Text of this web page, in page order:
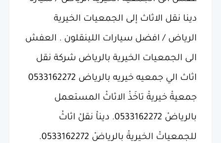
دينا نقل الاثاث إلى الجمعيات الخيرية
الرياض / افضل سيارات اللينقلون . العفش
الى الجمعيات الخيرية بالرياض شركة نقل
اثاث الي جمعيه خيريه بالرياض 0533162272
جمعيةْ خيريةْ تاخَذْ الاثاثْ المستعمل
بالرياضْ 0533162272. ديناْ نقلْ اثاثْ
للجمعياتْ الخيريةْ بالرياضْ 0533162272.